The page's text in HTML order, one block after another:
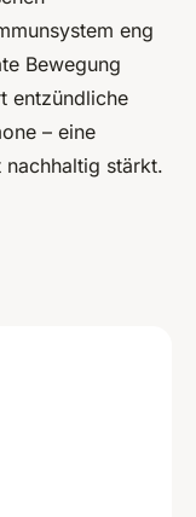
eng
Bewegung
entzündliche
– eine
stärkt.